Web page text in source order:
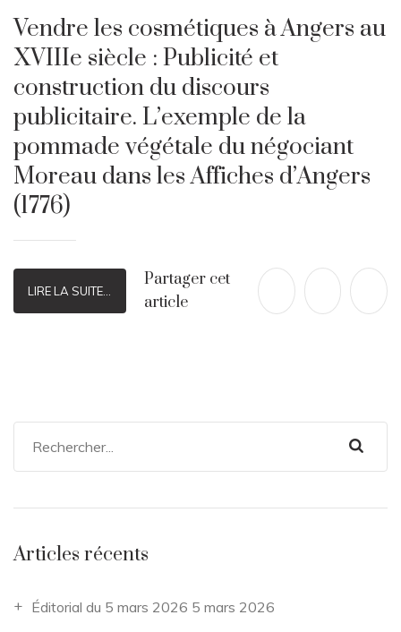
Vendre les cosmétiques à Angers au
XVIIIe siècle : Publicité et
construction du discours
publicitaire. L’exemple de la
pommade végétale du négociant
Moreau dans les Affiches d’Angers
(1776)
LIRE LA SUITE...
Partager cet
article
Articles récents
Éditorial du 5 mars 2026 5 mars 2026